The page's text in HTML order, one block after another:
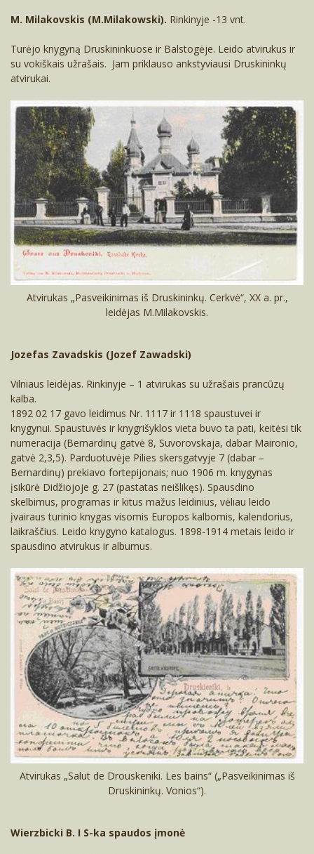
M. Milakovskis (M.Milakowski). Rinkinyje -13 vnt.
Turėjo knygyną Druskininkuose ir Balstogėje. Leido atvirukus ir
su vokiškais užrašais. Jam priklauso ankstyviausi Druskininkų
atvirukai.
Atvirukas „Pasveikinimas iš Druskininkų. Cerkvė“, XX a. pr.,
leidėjas M.Milakovskis.
Jozefas Zavadskis (Jozef Zawadski)
Vilniaus leidėjas. Rinkinyje – 1 atvirukas su užrašais prancūzų
kalba.
1892 02 17 gavo leidimus Nr. 1117 ir 1118 spaustuvei ir
knygynui. Spaustuvės ir knygrišyklos vieta buvo ta pati, keitėsi tik
numeracija (Bernardinų gatvė 8, Suvorovskaja, dabar Maironio,
gatvė 2,3,5). Parduotuvėje Pilies skersgatvyje 7 (dabar –
Bernardinų) prekiavo fortepijonais; nuo 1906 m. knygynas
įsikūrė Didžiojoje g. 27 (pastatas neišlikęs). Spausdino
skelbimus, programas ir kitus mažus leidinius, vėliau leido
įvairaus turinio knygas visomis Europos kalbomis, kalendorius,
laikraščius. Leido knygyno katalogus. 1898-1914 metais leido ir
spausdino atvirukus ir albumus.
Atvirukas „Salut de Drouskeniki. Les bains“ („Pasveikinimas iš
Druskininkų. Vonios“).
Wierzbicki B. I S-ka spaudos įmonė